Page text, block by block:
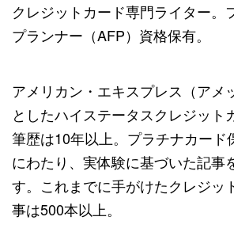
クレジットカード専門ライター。
プランナー（AFP）資格保有。
アメリカン・エキスプレス（アメ
としたハイステータスクレジット
筆歴は10年以上。プラチナカード
にわたり、実体験に基づいた記事
す。これまでに手がけたクレジッ
事は500本以上。